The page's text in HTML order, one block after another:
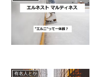
有名人とか